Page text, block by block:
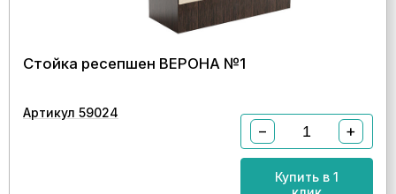
Стойка ресепшен ВЕРОНА №1
Артикул 59024
− +
Купить в 1